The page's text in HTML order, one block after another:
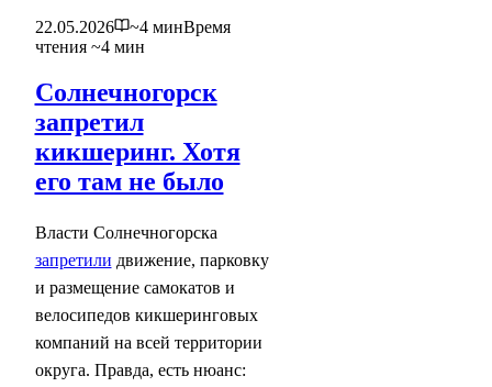
22.05.2026
~4 минВремя
чтения ~4 мин
Солнечногорск
запретил
кикшеринг. Хотя
его там не было
Власти Солнечногорска
запретили движение, парковку
и размещение самокатов и
велосипедов кикшеринговых
компаний на всей территории
округа. Правда, есть нюанс: